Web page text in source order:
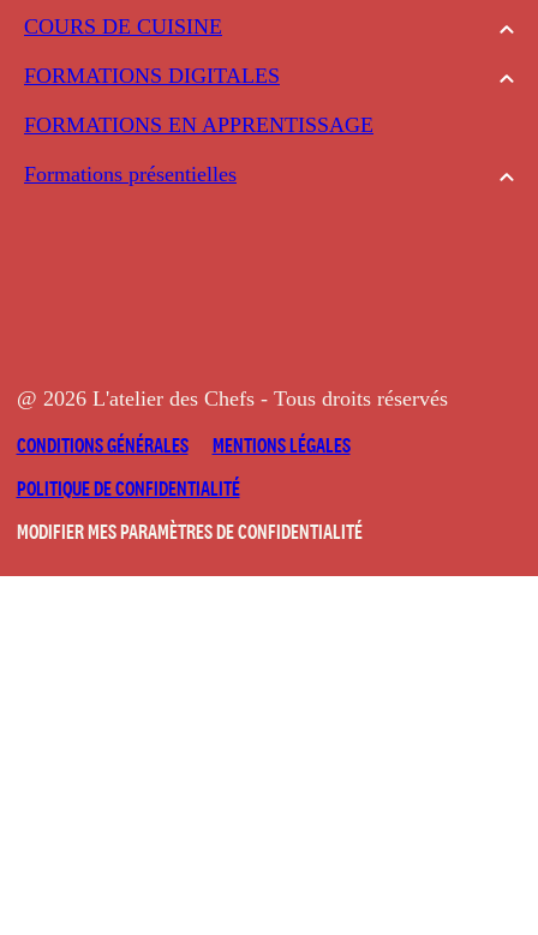
COURS DE CUISINE
FORMATIONS DIGITALES
FORMATIONS EN APPRENTISSAGE
Formations présentielles
@ 2026 L'atelier des Chefs - Tous droits réservés
CONDITIONS GÉNÉRALES
MENTIONS LÉGALES
POLITIQUE DE CONFIDENTIALITÉ
MODIFIER MES PARAMÈTRES DE CONFIDENTIALITÉ